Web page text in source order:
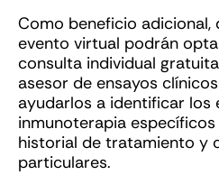
Como beneficio adicional,
evento virtual podrán
consulta individual
asesor de ensayos
ayudarlos a identificar los
inmunoterapia
historial de tratamiento y
particulares.